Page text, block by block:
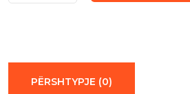
PËRSHTYPJE (0)